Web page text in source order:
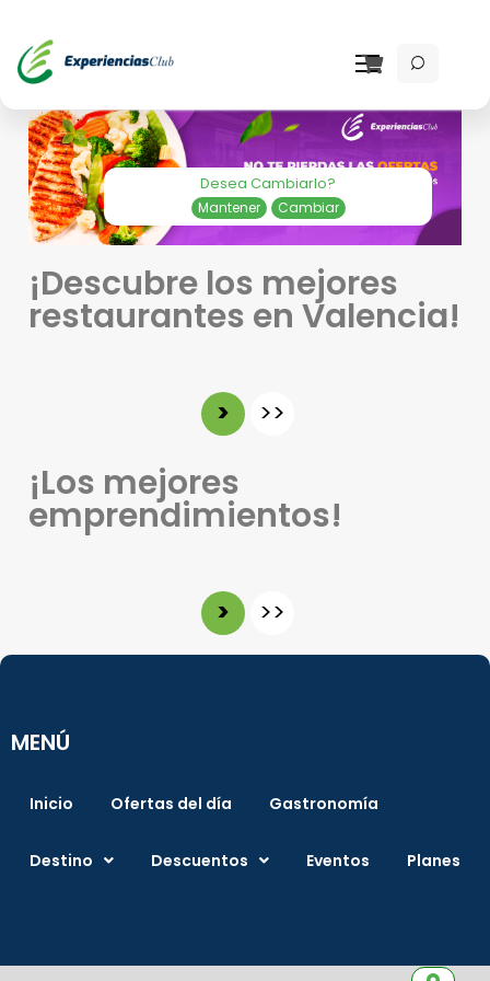
Desea Cambiarlo?
Mantener Cambiar
¡Descubre los mejores
restaurantes en Valencia!
> >>
¡Los mejores
emprendimientos!
> >>
MENÚ
Inicio Ofertas del día Gastronomía
Destino Descuentos Eventos Planes